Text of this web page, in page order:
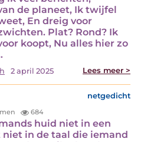
de planeet, Ik twijfel
En dreig voor
Plat? Rond? Ik
koopt, Nu alles hier zo
2 april 2025 Lees meer >
netgedicht
684
huid niet in een
in de taal die iemand